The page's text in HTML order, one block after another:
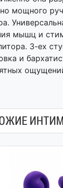
мощного
мышц и
3-ех
и